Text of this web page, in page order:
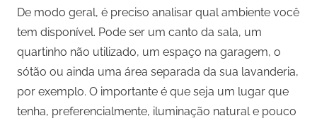
De modo geral, é preciso analisar qual ambiente você
tem disponível. Pode ser um canto da sala, um
quartinho não utilizado, um espaço na garagem, o
sótão ou ainda uma área separada da sua lavanderia,
por exemplo. O importante é que seja um lugar que
tenha, preferencialmente, iluminação natural e pouco